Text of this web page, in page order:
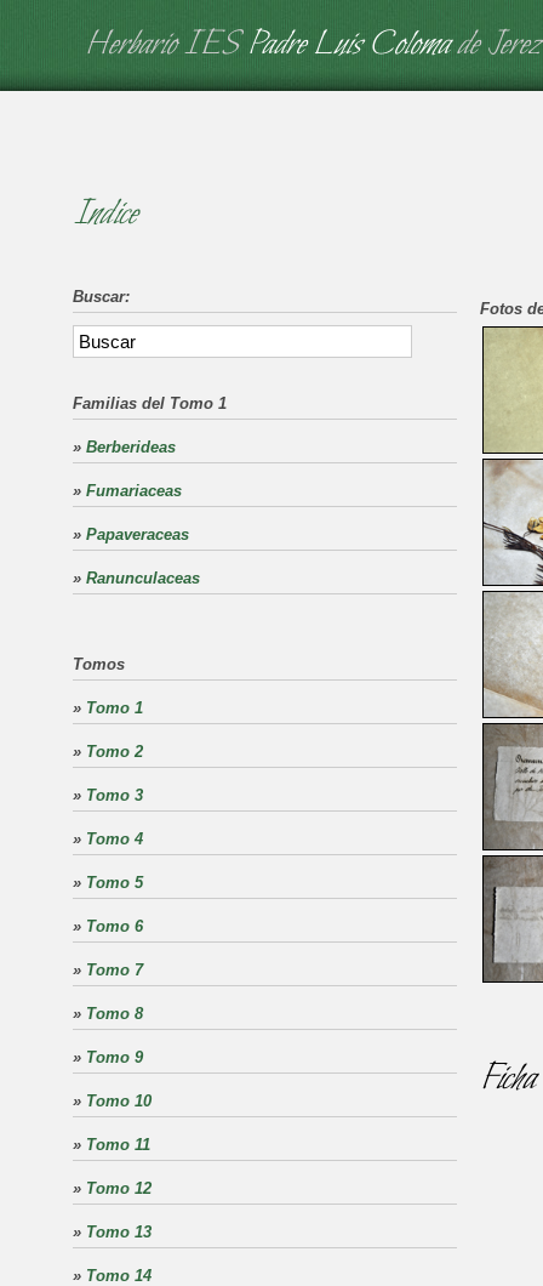
Herbario IES Padre Luis Colomade Jerez
Fotos
Indice
Buscar:
Familias del Tomo 1
» Berberideas
» Fumariaceas
» Papaveraceas
» Ranunculaceas
Tomos
» Tomo 1
» Tomo 2
» Tomo 3
» Tomo 4
» Tomo 5
» Tomo 6
» Tomo 7
» Tomo 8
» Tomo 9
» Tomo 10
» Tomo 11
» Tomo 12
» Tomo 13
» Tomo 14